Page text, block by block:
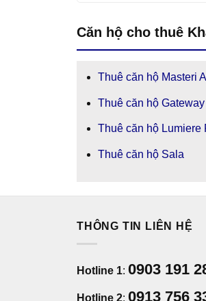
Căn hộ cho thuê
Thuê căn hộ Masteri
Thuê căn hộ
Thuê căn hộ Lumiere
Thuê căn hộ Sala
THÔNG TIN LIÊN HỆ
Hotline 1: 0903 191
Hotline 2: 0913 756